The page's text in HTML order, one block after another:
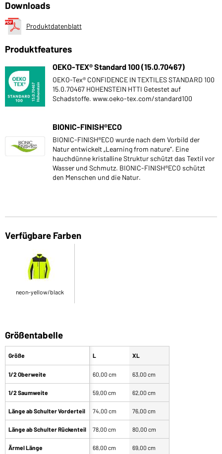
Downloads
Produktdatenblatt
Produktfeatures
OEKO-TEX® Standard 100 (15.0.70467)
OEKO-Tex® CONFIDENCE IN TEXTILES STANDARD 100
15.0.70467 HOHENSTEIN HTTI Getestet auf
Schadstoffe. www.oeko-tex.com/standard100
BIONIC-FINISH®ECO
BIONIC-FINISH®ECO wurde nach dem Vorbild der
Natur entwickelt „Learning from nature“. Eine
hauchdünne kristalline Struktur schützt das Textil vor
Wasser und Schmutz. BIONIC-FINISH®ECO schützt
den Menschen und die Natur.
Verfügbare Farben
neon-yellow/black
Größentabelle
Größe
1/2 Oberweite
1/2 Saumweite
Länge ab Schulter Vorderteil
Länge ab Schulter Rückenteil
Ärmel Länge
L XL
60,00 cm 63,00 cm
59,00 cm 62,00 cm
74,00 cm 76,00 cm
78,00 cm 80,00 cm
68,00 cm 69,00 cm